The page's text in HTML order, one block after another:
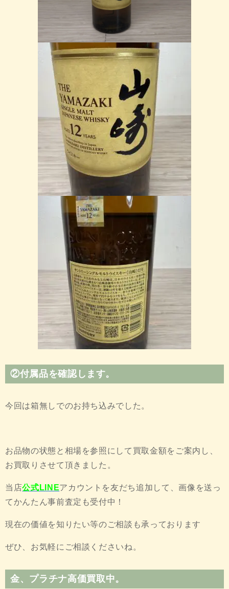
②付属品を確認します。
今回は箱無しでのお持ち込みでした。
お品物の状態と相場を参照にして買取金額をご案内し、
お買取りさせて頂きました。
当店公式LINEアカウントを友だち追加して、画像を送っ
てかんたん事前査定も受付中！
現在の価値を知りたい等のご相談も承っております
ぜひ、お気軽にご相談くださいね。
金、 プラチナ高価買取中。